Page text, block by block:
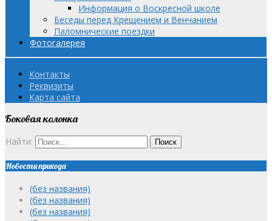
Информация о Воскресной школе
Беседы перед Крещением и Венчанием
Паломнические поездки
Фотогалерея
Контакты
Реквизиты
Карта сайта
Боковая колонка
Найти:
Новости прихода
(без названия)
(без названия)
(без названия)